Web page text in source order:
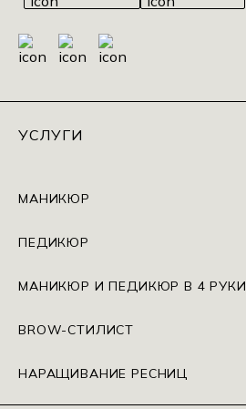
УСЛУГИ
МАНИКЮР
ПЕДИКЮР
МАНИКЮР И ПЕДИКЮР В 4 РУКИ
BROW-СТИЛИСТ
НАРАЩИВАНИЕ РЕСНИЦ